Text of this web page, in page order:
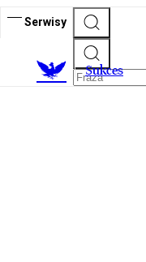
Serwisy
Sukces